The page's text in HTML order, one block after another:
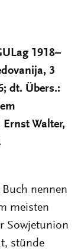
1918–
3
dt. Übers.:
Walter,
nennen
meisten
Sowjetunion
stünde